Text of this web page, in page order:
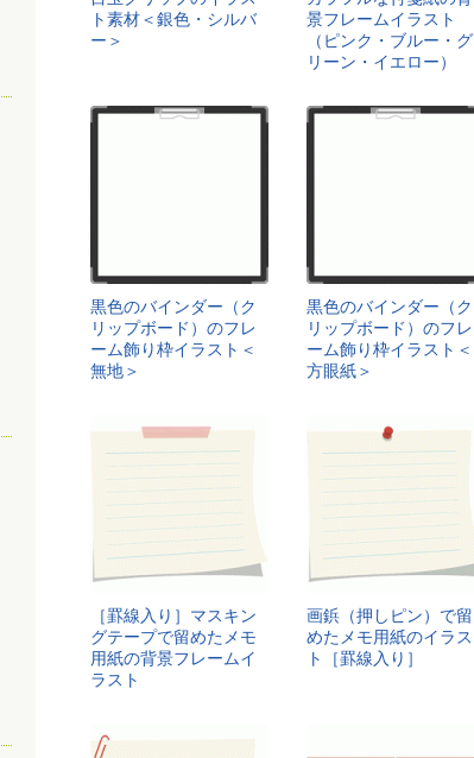
ト素材＜銀色・シルバ
ー＞
景フレームイラスト
（ピンク・ブルー・グ
リーン・イエロー）
黒色のバインダー（ク
リップボード）のフレ
ーム飾り枠イラスト＜
無地＞
黒色のバインダー（ク
リップボード）のフレ
ーム飾り枠イラスト＜
方眼紙＞
［罫線入り］マスキン
グテープで留めたメモ
用紙の背景フレームイ
ラスト
画鋲（押しピン）で留
めたメモ用紙のイラス
ト［罫線入り］